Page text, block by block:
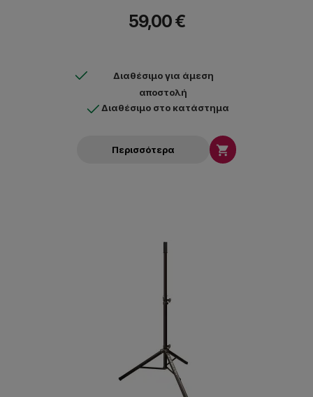
59,00 €
Διαθέσιμο για άμεση
αποστολή
Διαθέσιμο στο κατάστημα
Περισσότερα 